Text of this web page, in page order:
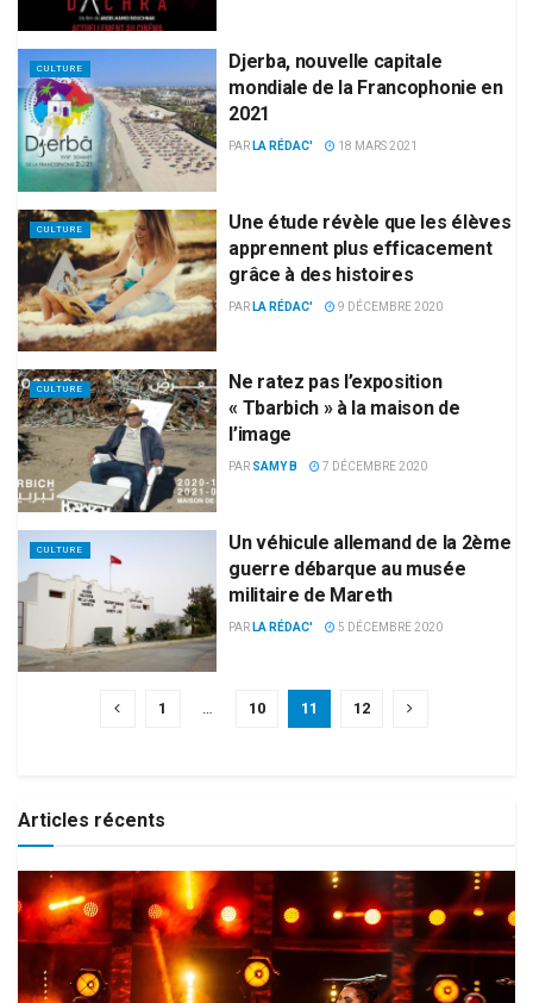
CULTURE
Djerba, nouvelle capitale
mondiale de la Francophonie en
2021
PAR LA RÉDAC' 18 MARS 2021
CULTURE
Une étude révèle que les élèves
apprennent plus efficacement
grâce à des histoires
PAR LA RÉDAC' 9 DÉCEMBRE 2020
CULTURE
Ne ratez pas l’exposition
« Tbarbich » à la maison de
l’image
PAR SAMY B 7 DÉCEMBRE 2020
CULTURE
Un véhicule allemand de la 2ème
guerre débarque au musée
militaire de Mareth
PAR LA RÉDAC' 5 DÉCEMBRE 2020
1 … 10 11 12
Articles récents